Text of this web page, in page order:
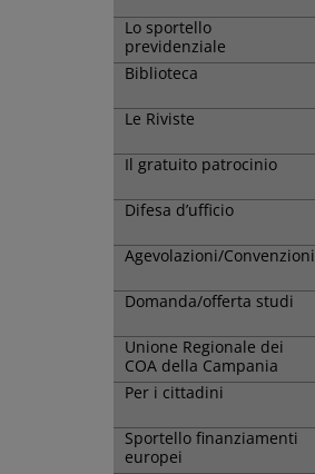
Lo sportello
previdenziale
Biblioteca
Le Riviste
Il gratuito patrocinio
Difesa d’ufficio
Agevolazioni/Convenzioni
Domanda/offerta studi
Unione Regionale dei
COA della Campania
Per i cittadini
Sportello finanziamenti
europei